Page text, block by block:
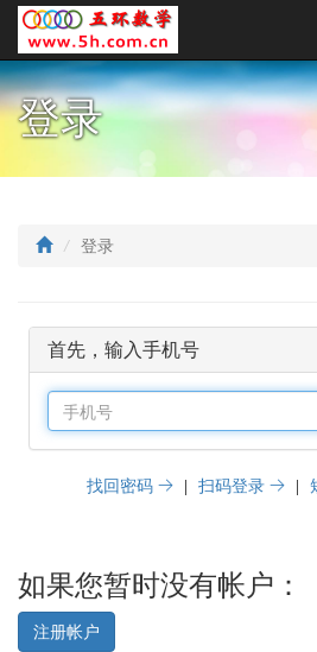
登录
登录
首先，输入手机号
找回密码 →| 扫码登录 →|
如果您暂时没有帐户：
注册帐户